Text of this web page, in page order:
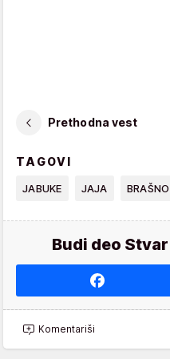
Prethodna vest
TAGOVI
JABUKE JAJA BRAŠNO
Budi deo
Komentariši